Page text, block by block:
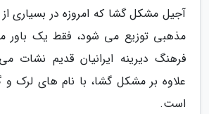
آجیل مشکل گشا که امروزه در بسیاری
مذهبی توزیع می شود، فقط یک باور
فرهنگ دیرینه ایرانیان قدیم نشات
علاوه بر مشکل گشا، با نام های لرک و
است.